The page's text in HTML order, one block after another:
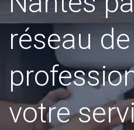
réseau de
votre